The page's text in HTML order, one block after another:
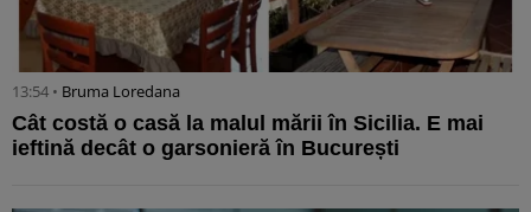
13:54 • Bruma Loredana
Cât costă o casă la malul mării în Sicilia. E mai
ieftină decât o garsonieră în București